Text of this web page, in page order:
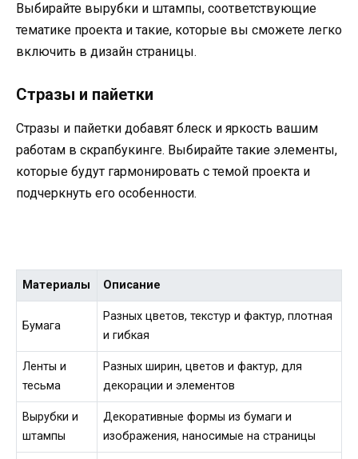
Выбирайте вырубки и штампы, соответствующие
тематике проекта и такие, которые вы сможете легко
включить в дизайн страницы.
Стразы и пайетки
Стразы и пайетки добавят блеск и яркость вашим
работам в скрапбукинге. Выбирайте такие элементы,
которые будут гармонировать с темой проекта и
подчеркнуть его особенности.
Материалы Описание
Бумага
Разных цветов, текстур и фактур, плотная
и гибкая
Ленты и
тесьма
Разных ширин, цветов и фактур, для
декорации и элементов
Вырубки и
штампы
Декоративные формы из бумаги и
изображения, наносимые на страницы